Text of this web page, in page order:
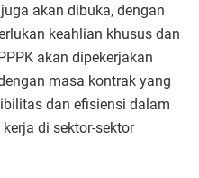
akan dibuka, dengan
keahlian khusus dan
akan dipekerjakan
masa kontrak yang
dan efisiensi dalam
di sektor-sektor